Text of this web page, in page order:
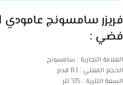
فضي :
العلامة التجارية : سامسونج
الحجم الفعلي : 11.1 قدم
السعة اللترية : 315 لتر